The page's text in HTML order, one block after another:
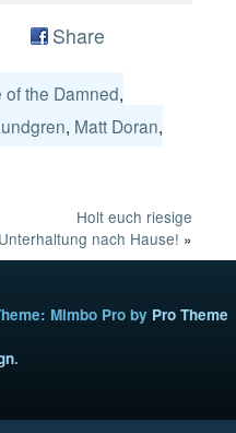
Share
of the Damned,
, Matt Doran,
Holt euch riesige
Unterhaltung nach Hause! »
Mimbo Pro by Pro Theme
.